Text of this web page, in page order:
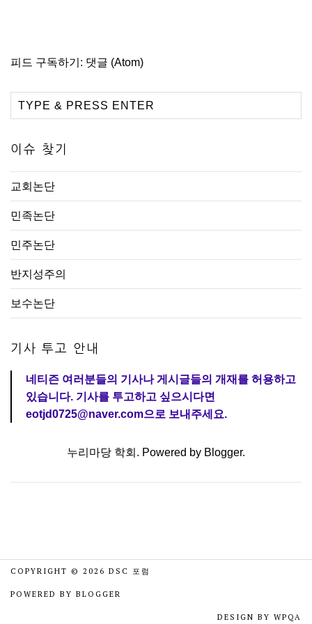
피드 구독하기: 댓글 (Atom)
이슈 찾기
교회논단
민족논단
민주논단
반지성주의
보수논단
기사 투고 안내
네티즌 여러분들의 기사나 게시글들의 개재를 허용하고
있습니다. 기사를 투고하고 싶으시다면
eotjd0725@naver.com으로 보내주세요.
누리마당 학회. Powered by Blogger.
COPYRIGHT © 2026 DSC 포럼
POWERED BY BLOGGER
DESIGN BY WPQA